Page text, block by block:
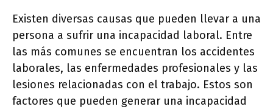
Existen diversas causas que pueden llevar a una
persona a sufrir una incapacidad laboral. Entre
las más comunes se encuentran los accidentes
laborales, las enfermedades profesionales y las
lesiones relacionadas con el trabajo. Estos son
factores que pueden generar una incapacidad